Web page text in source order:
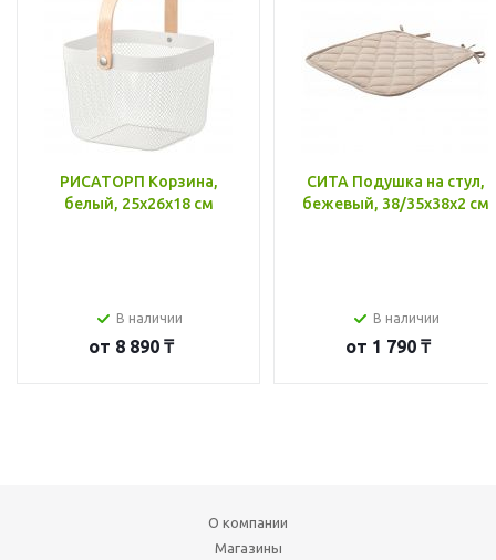
РИСАТОРП Корзина,
белый, 25x26x18 см
В наличии
от 8 890 ₸
СИТА Подушка на стул,
бежевый, 38/35x38x2 см
В наличии
от 1 790 ₸
О компании
Магазины